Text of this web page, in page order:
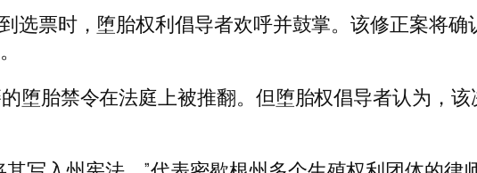
选票时，堕胎权利倡导者欢呼并鼓掌。该修正案将
堕胎禁令在法庭上被推翻。但堕胎权倡导者认为，